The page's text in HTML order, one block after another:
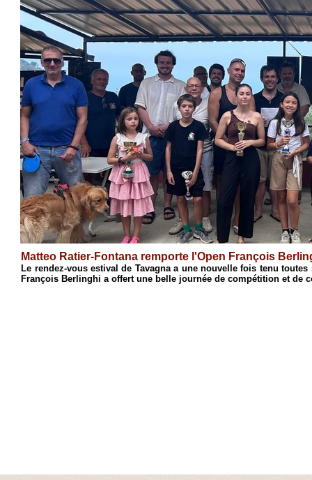
le 18e Open
Antoine Cristofari remporte l'Open de
Après une semaine de stage consacrée à
s'est conclue par son traditionnel Open de blitz.